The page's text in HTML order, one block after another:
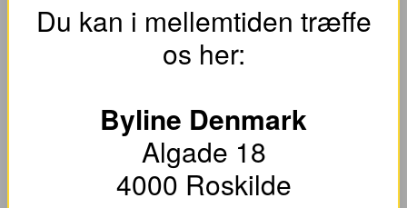
Du kan i mellemtiden træffe
os her:
Byline Denmark
Algade 18
4000 Roskilde